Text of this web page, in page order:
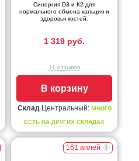
Синергия D3 и К2 для
нормального обмена кальция и
здоровья костей.
1 319 руб.
11 отзывов
В корзину
Склад Центральный: много
ЕСТЬ НА ДРУГИХ СКЛАДАХ
161 аплей